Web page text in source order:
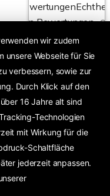
Bewertungen
von Bewertungen
4,6
Exzellent
24 Google-Bewertungen
wir zudem
unsere Webseite für Sie
verbessern, sowie zur
Durch Klick auf den
16 Jahre alt sind
Technologien
mit Wirkung für die
Schaltfläche
jederzeit anpassen.